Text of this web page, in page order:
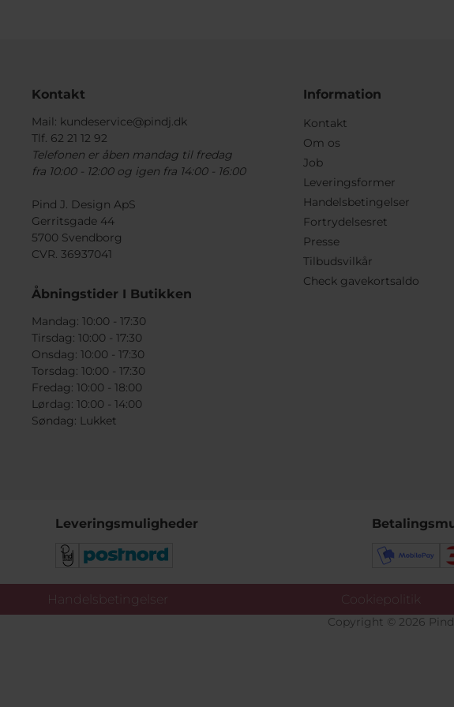
Kontakt
Mail: kundeservice@pindj.dk
Tlf. 62 21 12 92
Telefonen er åben mandag til fredag
fra 10:00 - 12:00 og igen fra 14:00 - 16:00
Pind J. Design ApS
Gerritsgade 44
5700 Svendborg
CVR. 36937041
Åbningstider I Butikken
Mandag: 10:00 - 17:30
Tirsdag: 10:00 - 17:30
Onsdag: 10:00 - 17:30
Torsdag: 10:00 - 17:30
Fredag: 10:00 - 18:00
Lørdag: 10:00 - 14:00
Søndag: Lukket
Information
Kontakt
Om os
Job
Leveringsformer
Handelsbetingelser
Fortrydelsesret
Presse
Tilbudsvilkår
Check gavekortsaldo
Leveringsmuligheder
Handelsbetingelser Cookiepolitik
Copyright © 2026